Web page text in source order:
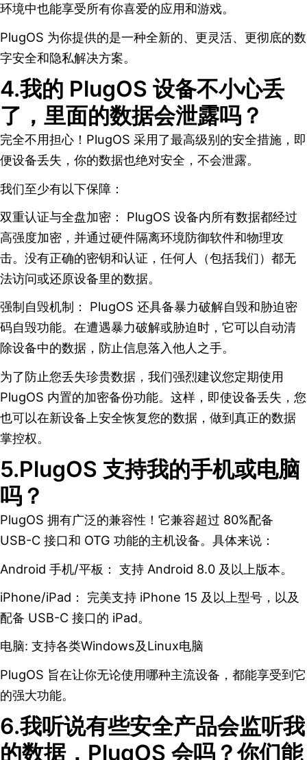
环境中也能享受所有你喜爱的应用和游戏。
PlugOS 为你提供的是一种全新的、更灵活、更彻底的数
字安全和隐私解决方案。
4.我的 PlugOS 设备不小心丢
了，里面的数据会泄露吗？
完全不用担心！PlugOS 采用了最高级别的安全措施，即
便设备丢失，你的数据也绝对安全，不会泄露。
我们至少有以下保障：
双重认证与全盘加密： PlugOS 设备内所有数据都经过
高强度加密，并通过硬件隔离环境防御软件和物理攻
击。没有正确的密钥和认证，任何人（包括我们）都无
法访问或还原设备里的数据。
强制自毁机制： PlugOS 还具备暴力破解自毁和胁迫密
码自毁功能。在遭遇暴力破解或胁迫时，它可以自动清
除设备中的数据，防止信息落入他人之手。
为了防止您丢失珍贵数据，我们强烈建议您定期使用
PlugOS 内置的加密备份功能。这样，即使设备丢失，您
也可以在新设备上安全恢复您的数据，做到真正的数据
掌控权。
5.PlugOS 支持我的手机或电脑
吗？
PlugOS 拥有广泛的兼容性！它兼容超过 80%配备
USB-C 接口和 OTG 功能的主机设备。具体来说：
Android 手机/平板： 支持 Android 8.0 及以上版本。
iPhone/iPad： 完美支持 iPhone 15 及以上型号，以及
配备 USB-C 接口的 iPad。
电脑: 支持各类Windows及Linux电脑
PlugOS 旨在让你无论使用哪种主流设备，都能享受到它
的强大功能。
6.我听说有些安全产品会监听我
的数据，PlugOS 会吗？你们能